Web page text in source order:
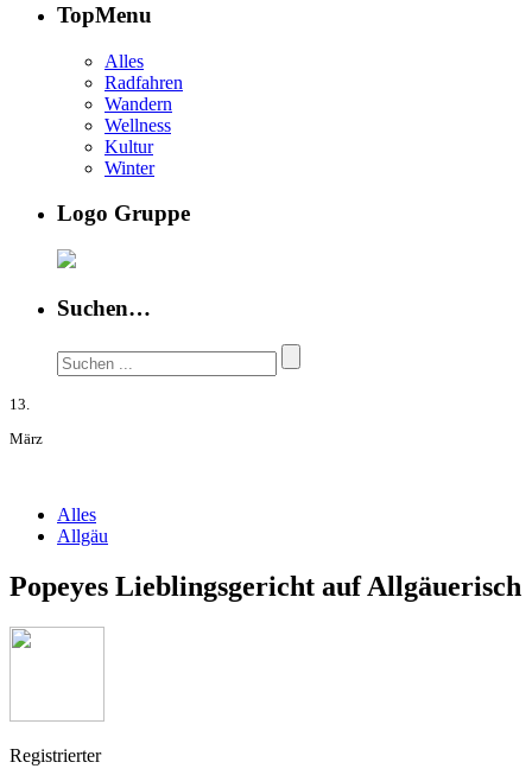
TopMenu
Alles
Radfahren
Wandern
Wellness
Kultur
Winter
Logo Gruppe
Suchen…
13.
März
Alles
Allgäu
Popeyes Lieblingsgericht auf Allgäuerisch
Registrierter